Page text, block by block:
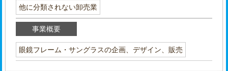
他に分類されない卸売業
事業概要
眼鏡フレーム・サングラスの企画、デザイン、販売